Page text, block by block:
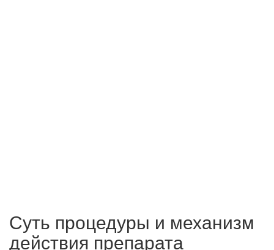
Суть процедуры и механизм
действия препарата